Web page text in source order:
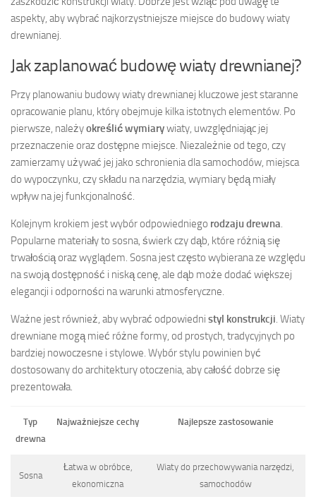
aspekty, aby wybrać najkorzystniejsze miejsce do budowy wiaty
drewnianej.
Jak zaplanować budowę wiaty drewnianej?
Przy planowaniu budowy wiaty drewnianej kluczowe jest staranne
opracowanie planu, który obejmuje kilka istotnych elementów. Po
pierwsze, należyokreślić wymiarywiaty, uwzględniając jej
przeznaczenie oraz dostępne miejsce. Niezależnie od tego, czy
zamierzamy używać jej jako schronienia dla samochodów, miejsca
do wypoczynku, czy składu na narzędzia, wymiary będą miały
wpływ na jej funkcjonalność.
Kolejnym krokiem jest wybór odpowiedniego rodzaju drewna
Popularne materiały to sosna, świerk czy dąb, które różnią się
trwałością oraz wyglądem. Sosna jest często wybierana ze względu
na swoją dostępność i niską cenę, ale dąb może dodać większej
elegancji i odporności na warunki atmosferyczne.
Ważne jest również, aby wybrać odpowiedni styl konstrukcji . Wiaty
drewniane mogą mieć różne formy, od prostych, tradycyjnych po
bardziej nowoczesne i stylowe. Wybór stylu powinien być
dostosowany do architektury otoczenia, aby całość dobrze się
prezentowała.
Typ
drewna
Najważniejsze cechy Najlepsze zastosowanie
Sosna
Łatwa w obróbce,
ekonomiczna
Wiaty do przechowywania narzędzi,
samochodów